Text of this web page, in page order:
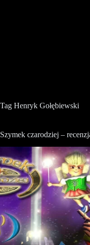
Tag Henryk Gołębiewski
Szymek czarodziej –